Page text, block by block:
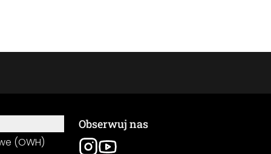
(OWH)
Obserwuj nas